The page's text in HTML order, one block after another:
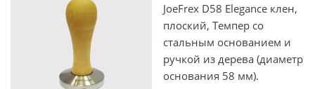
JoeFrex D58 Elegance клен,
плоский, Темпер со
стальным основанием и
ручкой из дерева (диаметр
основания 58 мм).